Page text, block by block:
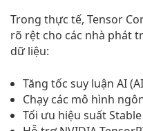
Trong thực tế, Tensor
rõ rệt cho các nhà phát
dữ liệu:
Tăng tốc suy luận AI
Chạy các mô hình
Tối ưu hiệu suất